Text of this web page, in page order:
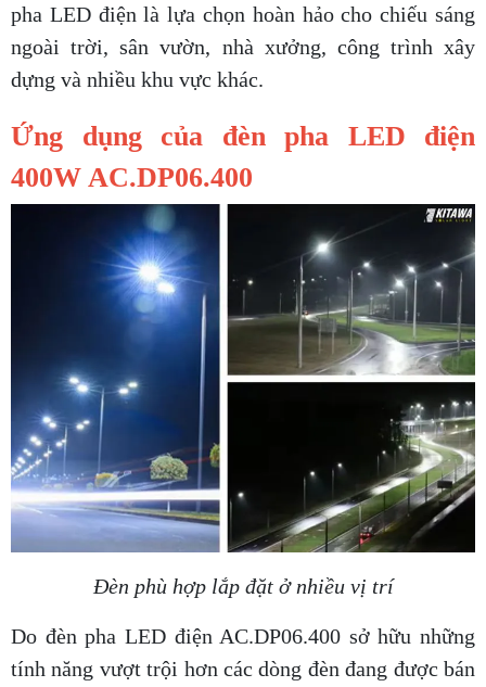
pha LED điện là lựa chọn hoàn hảo cho chiếu sáng
ngoài trời, sân vườn, nhà xưởng, công trình xây
dựng và nhiều khu vực khác.
Ứng dụng của đèn pha LED điện
400W AC.DP06.400
Đèn phù hợp lắp đặt ở nhiều vị trí
Do đèn pha LED điện AC.DP06.400 sở hữu những
tính năng vượt trội hơn các dòng đèn đang được bán